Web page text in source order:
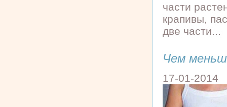
части
крапивы,
две части...
Чем
17-01-2014